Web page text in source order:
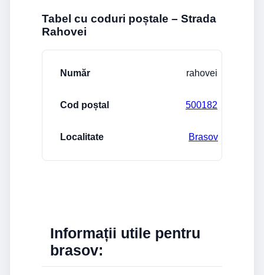
Tabel cu coduri poștale – Strada
Rahovei
rahovei
500182
Brasov
Informații utile pentru
brasov: